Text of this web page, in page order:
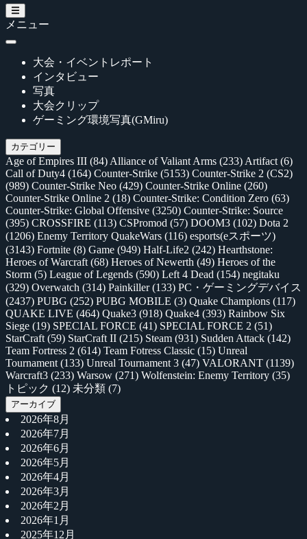
メニュー
大会・イベントレポート
インタビュー
写真
大会クリップ
ゲーミング環境写真(GMiru)
カテゴリー
Age of Empires III (84) Alliance of Valiant Arms (233) Artifact (6)
Call of Duty4 (164) Counter-Strike (5153) Counter-Strike 2 (CS2)
(989) Counter-Strike Neo (429) Counter-Strike Online (260)
Counter-Strike Online 2 (18) Counter-Strike: Condition Zero (63)
Counter-Strike: Global Offensive (3250) Counter-Strike: Source
(395) CROSSFIRE (113) CSPromod (57) DOOM3 (102) Dota 2
(1206) Enemy Territory QuakeWars (116) esports(eスポーツ)
(3143) Fortnite (8) Game (949) Half-Life2 (242) Hearthstone:
Heroes of Warcraft (68) Heroes of Newerth (49) Heroes of the
Storm (5) League of Legends (590) Left 4 Dead (154) negitaku
(329) Overwatch (314) Painkiller(133) PC・ゲーミングデバイス
(2437) PUBG (252) PUBG MOBILE (3) Quake Champions (117)
QUAKE LIVE (464) Quake3 (918) Quake4 (393) Rainbow Six
Siege (19) SPECIAL FORCE (41) SPECIAL FORCE 2 (51)
StarCraft (59) StarCraft II (215) Steam (931) Sudden Attack (142)
Team Fortress 2 (614) Team Fotress Classic (15) Unreal
Tournament (133) Unreal Tournament 3 (47) VALORANT (1139)
Warcraft3 (233) Warsow (271) Wolfenstein: Enemy Territory (35)
トピック (12) 未分類 (7)
アーカイブ
2026年8月
2026年7月
2026年6月
2026年5月
2026年4月
2026年3月
2026年2月
2026年1月
2025年12月